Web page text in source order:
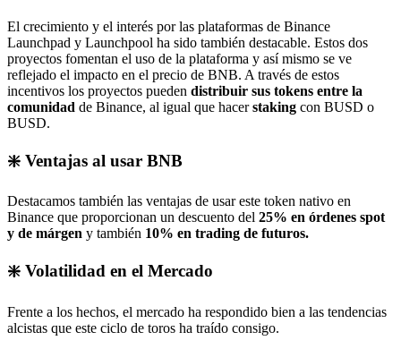
El crecimiento y el interés por las plataformas de Binance
Launchpad y Launchpool ha sido también destacable. Estos dos
proyectos fomentan el uso de la plataforma y así mismo se ve
reflejado el impacto en el precio de BNB. A través de estos
incentivos los proyectos pueden distribuir sus tokens entre la
comunidad de Binance, al igual que hacerstaking con BUSD o
BUSD.
❇️ Ventajas al usar BNB
Destacamos también las ventajas de usar este token nativo en
Binance que proporcionan un descuento del 25% en órdenes spot
y de márgen y también 10% en trading de futuros.
❇️ Volatilidad en el Mercado
Frente a los hechos, el mercado ha respondido bien a las tendencias
alcistas que este ciclo de toros ha traído consigo.